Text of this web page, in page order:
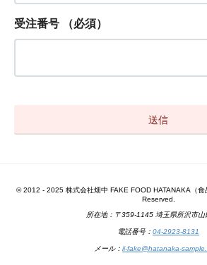
受注番号 （必須）
© 2012 - 2025 株式会社畑中 FAKE FOOD HATANAKA（食
Reserved.
所在地：〒359-1145 埼玉県所沢市山
電話番号： 04-2923-8131
メール： ii-fake@hatanaka-